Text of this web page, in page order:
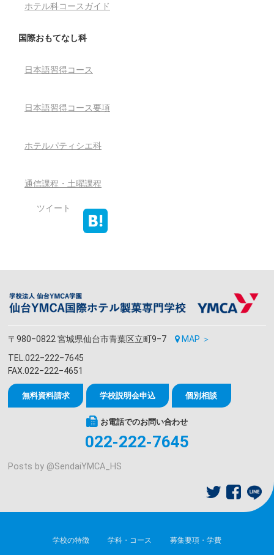
ホテル科コースガイド
国際おもてなし科
日本語習得コース
日本語習得コース要項
ホテルパティシエ科
通信課程・土曜課程
ツイート
〒980‒0822 宮城県仙台市青葉区立町9‒7
MAP ＞
TEL.022‒222‒7645
FAX.022‒222‒4651
無料資料請求 学校説明会申込 個別相談
お電話でのお問い合わせ
022-222-7645
Posts by @SendaiYMCA_HS
学校の特徴 学科・コース 募集要項・学費